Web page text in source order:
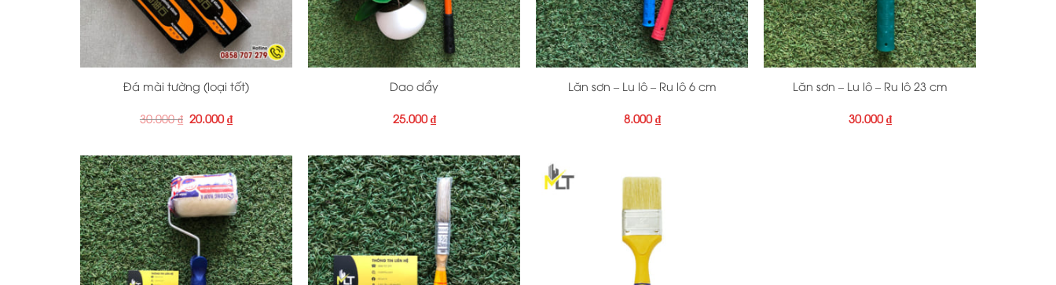
Đá mài tường (loại tốt)
30.000₫ Giá
gốc
20.000₫Giá
hiện
20.000 ₫.
+
Dao dẩy
25.000₫
+
Lăn sơn – Lu lô – Ru lô 6 cm
8.000₫
+
Lăn sơn – Lu lô – Ru lô 23 cm
30.000₫